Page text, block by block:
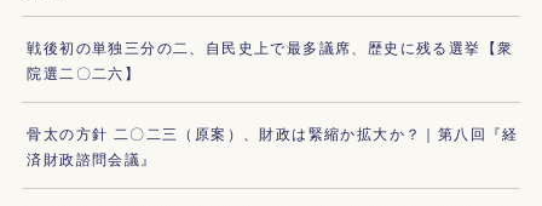
戦後初の単独三分の二、自民史上で最多議席、歴史に残る選挙【衆
院選二〇二六】
骨太の方針 二〇二三（原案）、財政は緊縮か拡大か？｜第八回『経
済財政諮問会議』